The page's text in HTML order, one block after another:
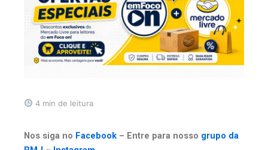
4 min de leitura
Nos siga no Facebook – Entre para nosso grupo da